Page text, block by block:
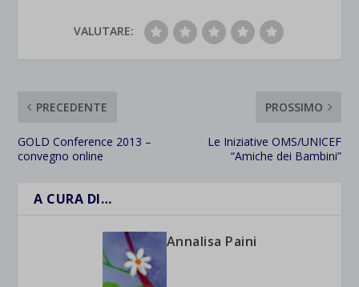
VALUTARE:
PRECEDENTE
GOLD Conference 2013 –
convegno online
PROSSIMO
Le Iniziative OMS/UNICEF
“Amiche dei Bambini”
A CURA DI…
Annalisa Paini